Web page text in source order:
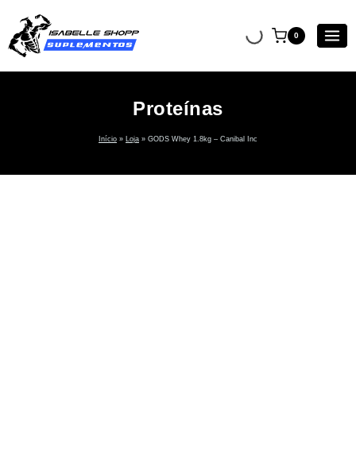
0
Proteínas
Início » Loja » GODS Whey 1.8kg – Canibal Inc